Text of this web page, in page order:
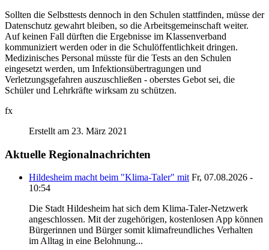
Sollten die Selbsttests dennoch in den Schulen stattfinden, müsse der
Datenschutz gewahrt bleiben, so die Arbeitsgemeinschaft weiter.
Auf keinen Fall dürften die Ergebnisse im Klassenverband
kommuniziert werden oder in die Schulöffentlichkeit dringen.
Medizinisches Personal müsste für die Tests an den Schulen
eingesetzt werden, um Infektionsübertragungen und
Verletzungsgefahren auszuschließen - oberstes Gebot sei, die
Schüler und Lehrkräfte wirksam zu schützen.
fx
Erstellt am 23. März 2021
Aktuelle Regionalnachrichten
Hildesheim macht beim "Klima-Taler" mit Fr, 07.08.2026 -
10:54
Die Stadt Hildesheim hat sich dem Klima-Taler-Netzwerk
angeschlossen. Mit der zugehörigen, kostenlosen App können
Bürgerinnen und Bürger somit klimafreundliches Verhalten
im Alltag in eine Belohnung...